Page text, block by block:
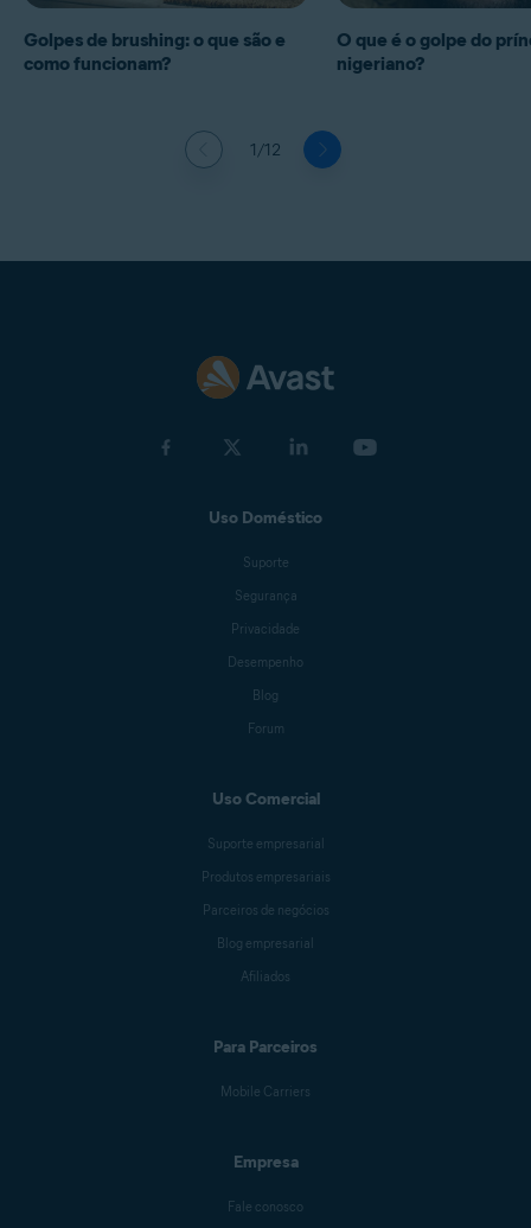
1/12
Golpes de brushing: o que são e
como funcionam?
O que é o golpe do
nigeriano?
Uso Doméstico
Suporte
Segurança
Privacidade
Desempenho
Blog
Forum
Uso Comercial
Suporte empresarial
Produtos empresariais
Parceiros de negócios
Blog empresarial
Afiliados
Para Parceiros
Mobile Carriers
Empresa
Fale conosco